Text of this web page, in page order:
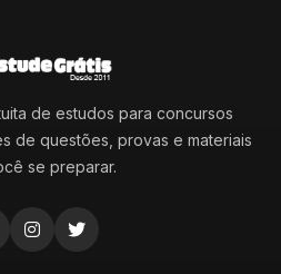
de estudos para concursos
de questões, provas e materiais
se preparar.